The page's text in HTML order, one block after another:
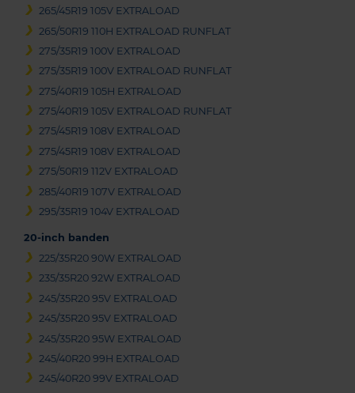
265/45R19 105V EXTRALOAD
265/50R19 110H EXTRALOAD RUNFLAT
275/35R19 100V EXTRALOAD
275/35R19 100V EXTRALOAD RUNFLAT
275/40R19 105H EXTRALOAD
275/40R19 105V EXTRALOAD RUNFLAT
275/45R19 108V EXTRALOAD
275/45R19 108V EXTRALOAD
275/50R19 112V EXTRALOAD
285/40R19 107V EXTRALOAD
295/35R19 104V EXTRALOAD
20-inch banden
225/35R20 90W EXTRALOAD
235/35R20 92W EXTRALOAD
245/35R20 95V EXTRALOAD
245/35R20 95V EXTRALOAD
245/35R20 95W EXTRALOAD
245/40R20 99H EXTRALOAD
245/40R20 99V EXTRALOAD